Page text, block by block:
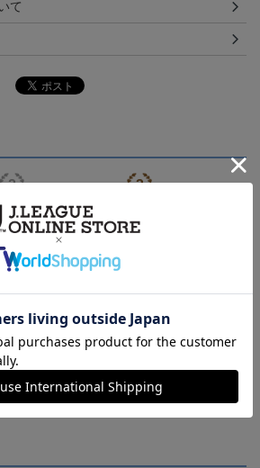
て
ュビロ磐田 チルタリ
タオルマフラー
フォーム オーセンティッ
クモデル:FP1st
会員特典